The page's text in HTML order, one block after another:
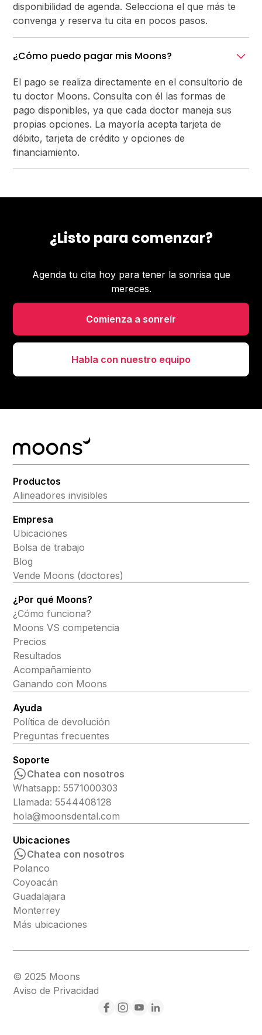
disponibilidad de agenda. Selecciona el que más te
convenga y reserva tu cita en pocos pasos.
¿Cómo puedo pagar mis Moons?
El pago se realiza directamente en el consultorio de
tu doctor Moons. Consulta con él las formas de
pago disponibles, ya que cada doctor maneja sus
propias opciones. La mayoría acepta tarjeta de
débito, tarjeta de crédito y opciones de
financiamiento.
¿Listo para comenzar?
Agenda tu cita hoy para tener la sonrisa que
mereces.
Comienza a sonreír
Habla con nuestro equipo
Productos
Alineadores invisibles
Empresa
Ubicaciones
Bolsa de trabajo
Blog
Vende Moons (doctores)
¿Por qué Moons?
¿Cómo funciona?
Moons VS competencia
Precios
Resultados
Acompañamiento
Ganando con Moons
Ayuda
Política de devolución
Preguntas frecuentes
Soporte
Chatea con nosotros
Whatsapp: 5571000303
Llamada: 5544408128
hola@moonsdental.com
Ubicaciones
Chatea con nosotros
Polanco
Coyoacán
Guadalajara
Monterrey
Más ubicaciones
© 2025 Moons
Aviso de Privacidad